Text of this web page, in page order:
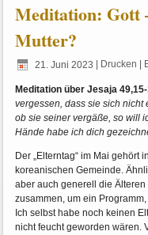
Meditation: Gott
Mutter?
21. Juni 2023 Drucken
Meditation über Jesaja
vergessen, dass sie sich
ob sie seiner vergäße, so will
Hände habe ich dich
Der „Elterntag“ im Mai gehört
koreanischen Gemeinde.
aber auch generell die
zusammen, um ein
Ich selbst habe noch keinen
nicht feucht geworden wären.